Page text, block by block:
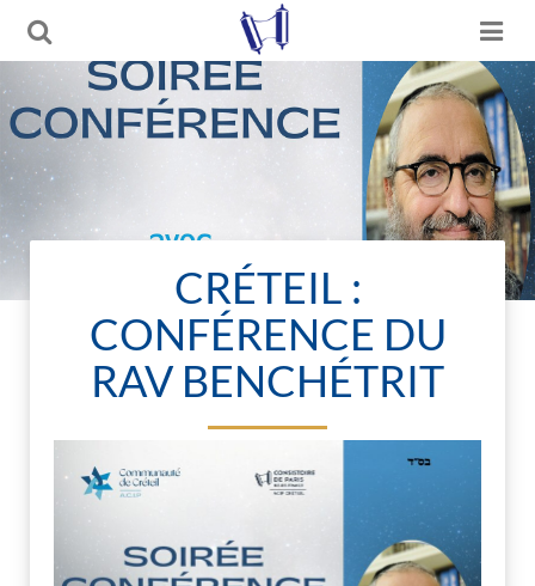
CRÉTEIL :
CONFÉRENCE DU
RAV BENCHÉTRIT